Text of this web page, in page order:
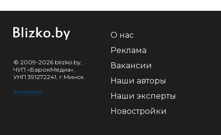
© 2009-2026 blizko.by,
ЧУП «БарокМедиа»,
УНП 391272241, г.Минск
Контакты
О нас
Реклама
Вакансии
Наши авторы
Наши эксперты
Новостройки